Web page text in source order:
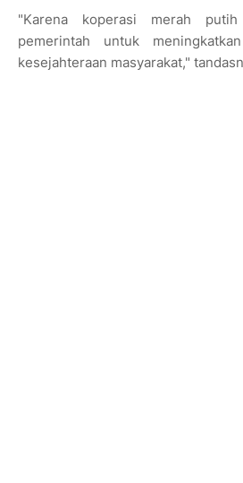
"Karena koperasi merah
pemerintah untuk
kesejahteraan masyarakat,"